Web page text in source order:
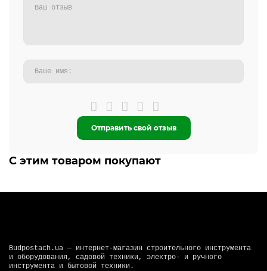
Отправить свой отзыв
С этим товаром покупают
Budpostach.ua — интернет-магазин строительного инструмента
и оборудования, садовой техники, электро- и ручного
инструмента и бытовой техники.